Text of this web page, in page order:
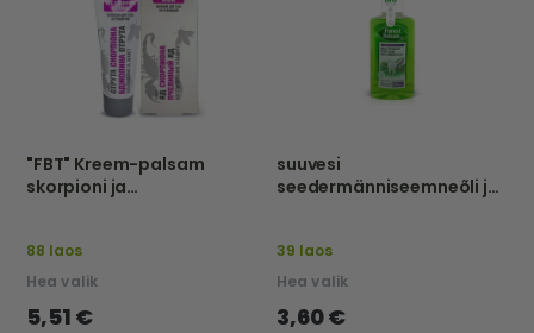
"FBT" Kreem-palsam
skorpioni ja
88 laos
Hea valik
5,51 €
suuvesi
seedermänniseemneõli ja
39 laos
Hea valik
3,60 €